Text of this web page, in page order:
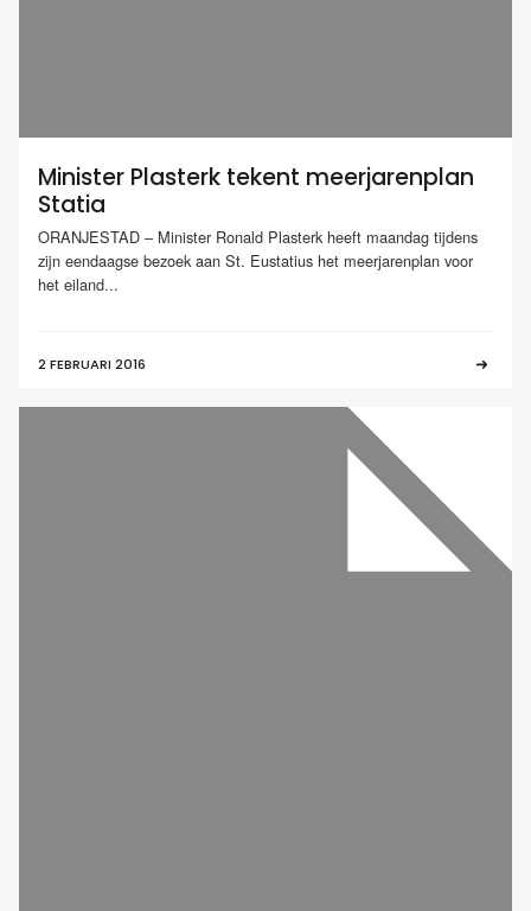
Minister Plasterk tekent meerjarenplan
Statia
ORANJESTAD – Minister Ronald Plasterk heeft maandag tijdens
zijn eendaagse bezoek aan St. Eustatius het meerjarenplan voor
het eiland...
2 FEBRUARI 2016